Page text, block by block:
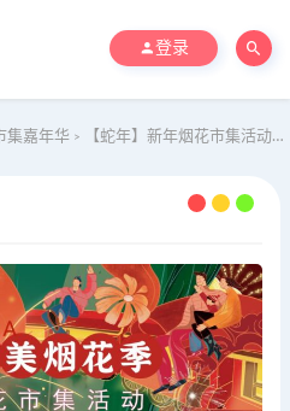
登录
集嘉年华 > 【蛇年】新年烟花市集活动亲子非遗演绎秀民俗表演地产活动策划方案